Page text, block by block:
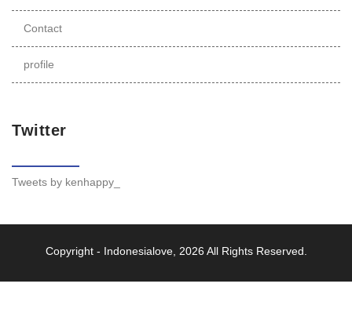
Contact
profile
Twitter
Tweets by kenhappy_
Copyright - Indonesialove, 2026 All Rights Reserved.